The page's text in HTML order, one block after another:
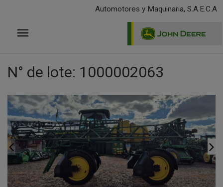
principal
Automotores y Maquinaria, S.A.E.C.A
N° de lote: 1000002063